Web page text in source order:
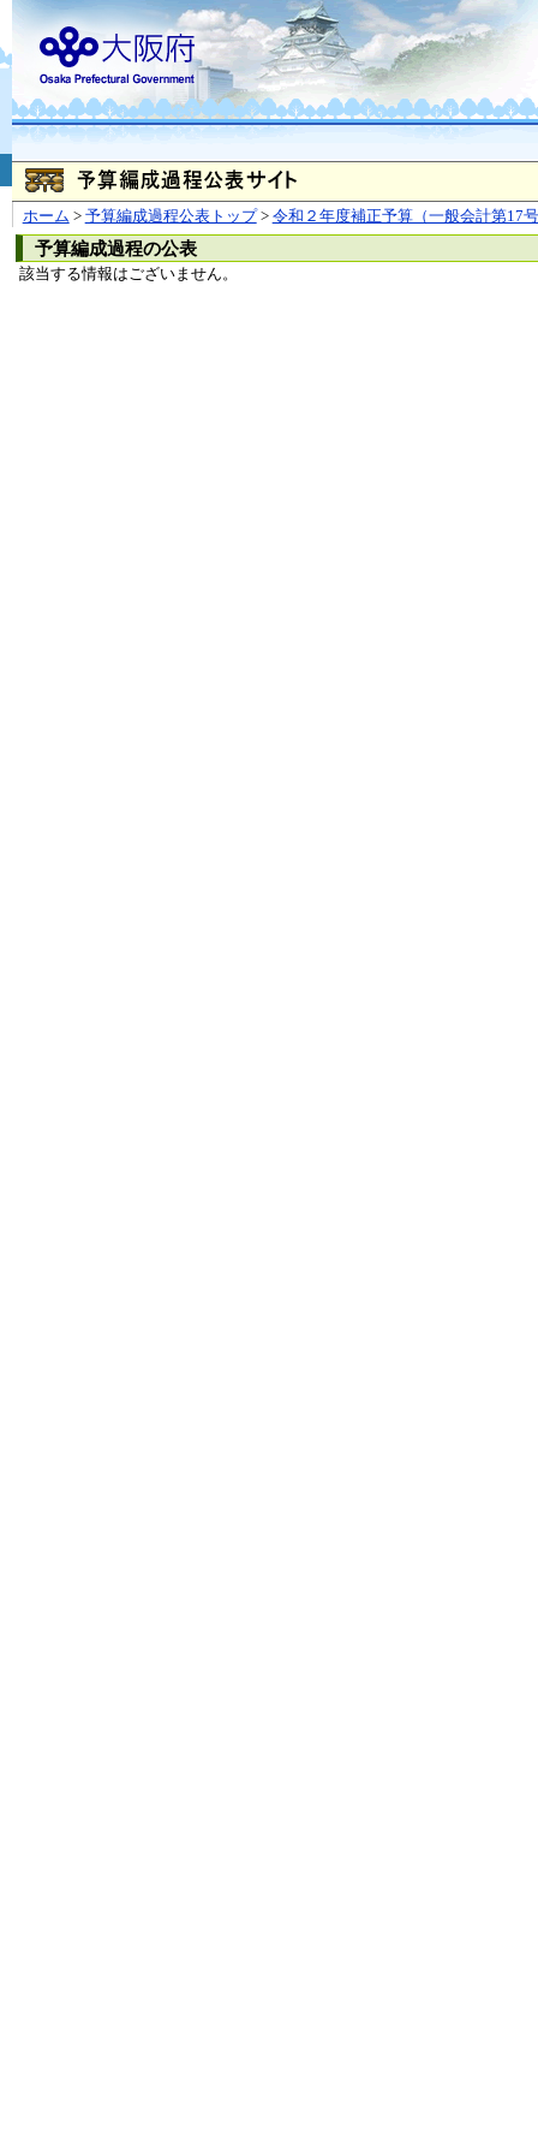
ホーム > 予算編成過程公表トップ> 令和２年度補正予算（一般会計第17
予算編成過程の公表
該当する情報はございません。
お問合せ
大阪府
（法人番号 4000020270008）
本庁 〒540-8570
大阪市
〒559-8555